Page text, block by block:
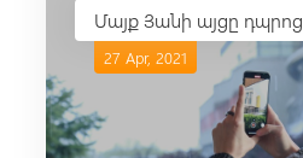
Մայք Յանի այցը դպրոց
27 Apr, 2021